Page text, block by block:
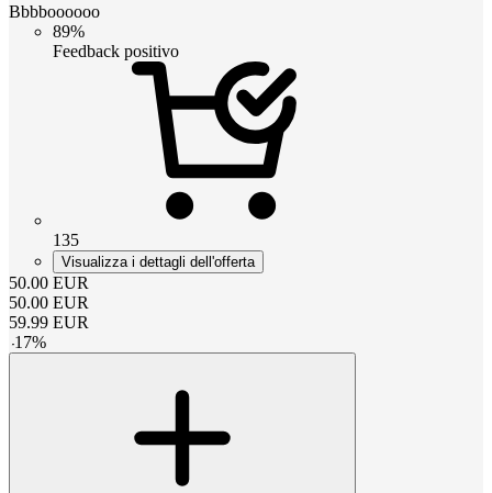
Bbbboooooo
89%
Feedback positivo
135
Visualizza i dettagli dell'offerta
50.00 EUR
50.00 EUR
59.99 EUR
-17%